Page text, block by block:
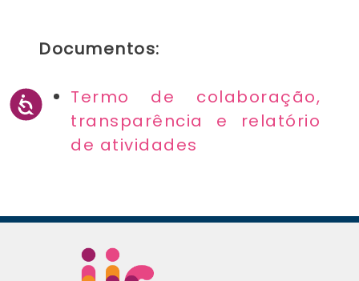
Documentos:
Termo de colaboração,
transparência e relatório
de atividades